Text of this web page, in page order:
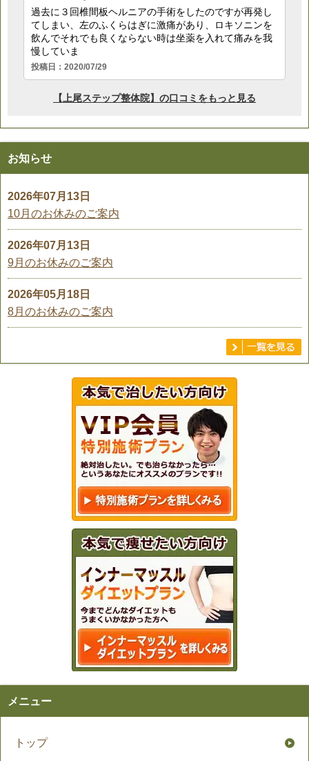
お知らせ
2026年07月13日
10月のお休みのご案内
2026年07月13日
9月のお休みのご案内
2026年05月18日
8月のお休みのご案内
メニュー
トップ